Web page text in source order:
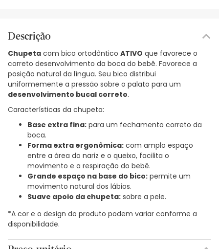
Descrição
Chupeta com bico ortodôntico ATIVO que favorece o
correto desenvolvimento da boca do bebê. Favorece a
posição natural da língua. Seu bico distribui
uniformemente a pressão sobre o palato para um
desenvolvimento bucal correto.
Características da chupeta:
Base extra fina: para um fechamento correto da
boca.
Forma extra ergonômica: com amplo espaço
entre a área do nariz e o queixo, facilita o
movimento e a respiração do bebê.
Grande espaço na base do bico: permite um
movimento natural dos lábios.
Suave apoio da chupeta: sobre a pele.
*A cor e o design do produto podem variar conforme a
disponibilidade.